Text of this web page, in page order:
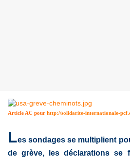
Article AC pour http://solidarite-internationale-
Les sondages se multiplient
de grève, les déclarations se